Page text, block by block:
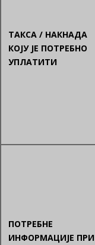
ТАКСА / НАКНАДА
КОЈУ ЈЕ ПОТРЕБНО
УПЛАТИТИ
ПОТРЕБНЕ
ИНФОРМАЦИЈЕ ПРИ